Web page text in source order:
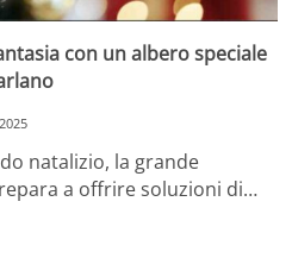
con un albero speciale
natalizio, la grande
a offrire soluzioni di…